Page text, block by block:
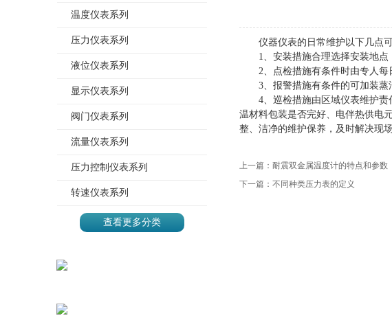
温度仪表系列
压力仪表系列
液位仪表系列
显示仪表系列
阀门仪表系列
流量仪表系列
压力控制仪表系列
转速仪表系列
查看更多分类
仪器仪表的日常维护以下几点
1、安装措施合理选择安装地点
2、点检措施有条件时由专人
3、报警措施有条件的可加装
4、巡检措施由区域仪表维护
温材料包装是否完好、电伴热供电
整、洁净的维护保养，及时解决现
上一篇： 耐震双金属温度计的特点和参数
下一篇： 不同种类压力表的定义